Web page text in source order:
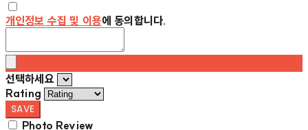
개인정보 수집 및 이용에 동의합니다.
선택하세요
Rating
SAVE
Photo Review